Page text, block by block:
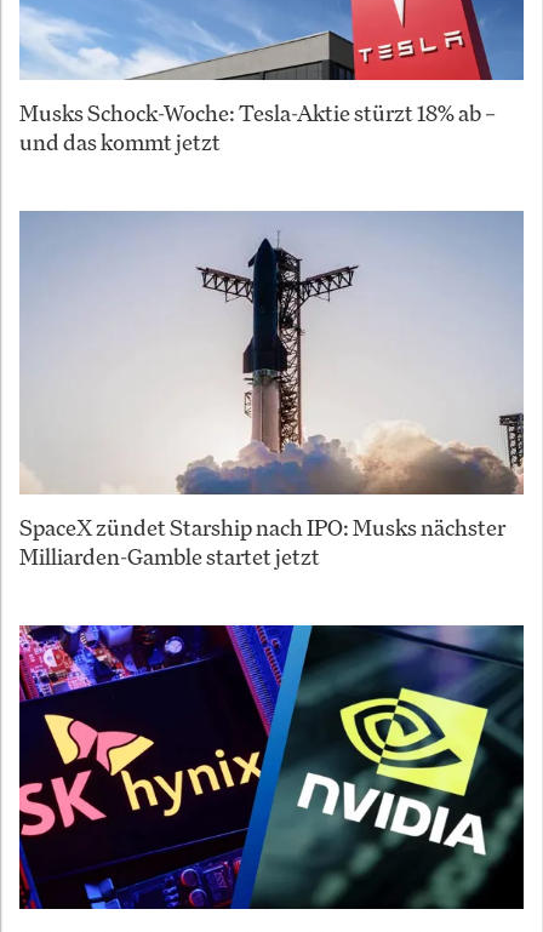
Musks Schock-Woche: Tesla-Aktie stürzt 18% ab –
und das kommt jetzt
SpaceX zündet Starship nach IPO: Musks nächster
Milliarden-Gamble startet jetzt